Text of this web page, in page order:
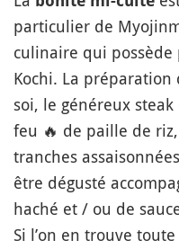
particulier de
culinaire qui
Kochi. La préparation
soi, le généreux
feu 🔥 de paille de
tranches
être dégusté
haché et / ou de
Si l’on en trouve